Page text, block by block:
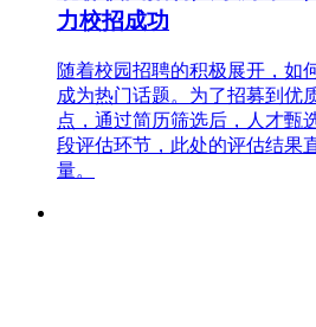
力校招成功
随着校园招聘的积极展开，如
成为热门话题。为了招募到优
点，通过简历筛选后，人才甄
段评估环节，此处的评估结果
量。